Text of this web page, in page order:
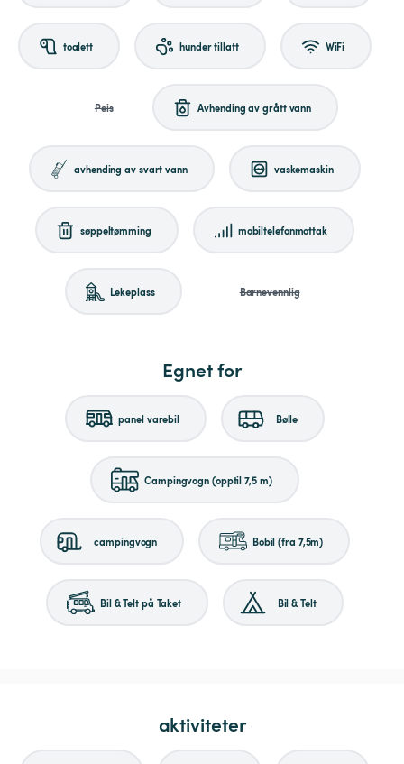
toalett hunder tillatt WiFi
Peis Avhending av grått vann
avhending av svart vann vaskemaskin
søppeltømming mobiltelefonmottak
Lekeplass Barnevennlig
Egnet for
panel varebil Bølle
Campingvogn (opptil 7,5 m)
campingvogn Bobil (fra 7,5m)
Bil & Telt på Taket Bil & Telt
aktiviteter